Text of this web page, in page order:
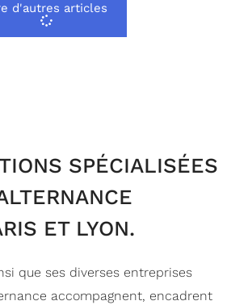
d'autres articles
SPÉCIALISÉES
ET LYON.
que ses diverses entreprises
accompagnent, encadrent